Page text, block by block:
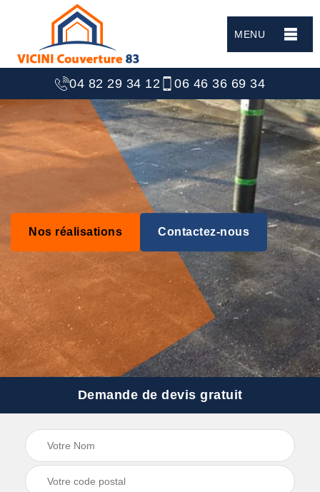
MENU
04 82 29 34 12 06 46 36 69 34
Nos réalisations Contactez-nous
Demande de devis gratuit